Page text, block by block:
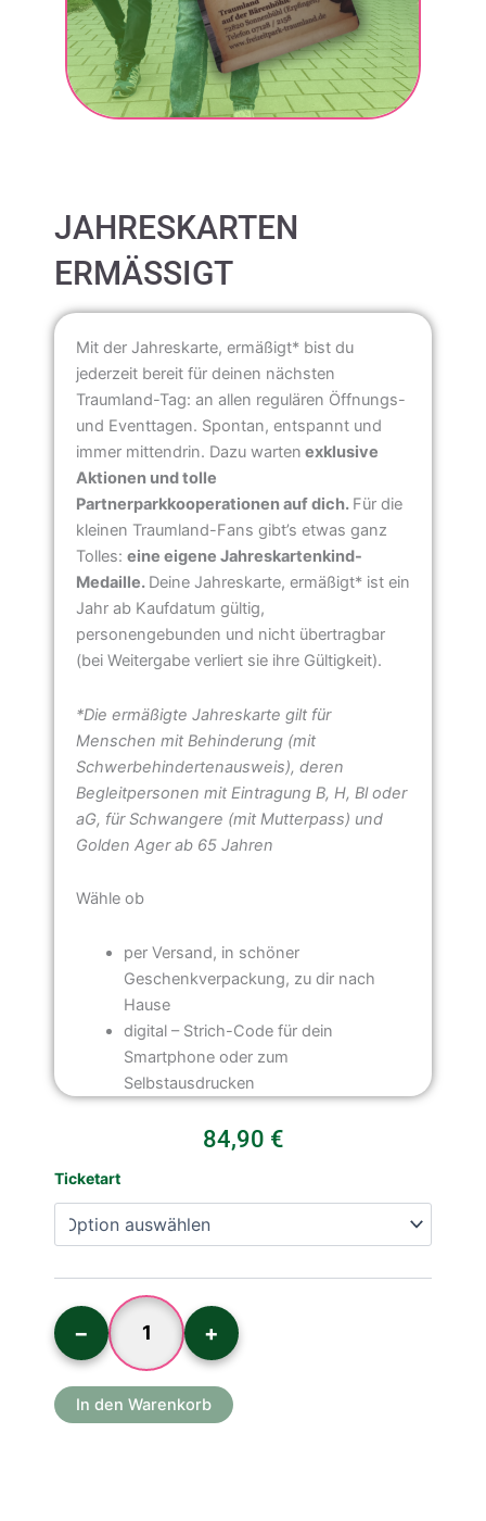
JAHRESKARTEN
ERMÄSSIGT
Mit der Jahreskarte, ermäßigt* bist du
jederzeit bereit für deinen nächsten
Traumland-Tag: an allen regulären Öffnungs-
und Eventtagen. Spontan, entspannt und
immer mittendrin. Dazu warten exklusive
Aktionen und tolle
Partnerparkkooperationen auf dich. Für die
kleinen Traumland-Fans gibt’s etwas ganz
Tolles: eine eigene Jahreskartenkind-
Medaille. Deine Jahreskarte, ermäßigt* ist ein
Jahr ab Kaufdatum gültig,
personengebunden und nicht übertragbar
(bei Weitergabe verliert sie ihre Gültigkeit).
*Die ermäßigte Jahreskarte gilt für
Menschen mit Behinderung (mit
Schwerbehindertenausweis), deren
Begleitpersonen mit Eintragung B, H, Bl oder
aG, für Schwangere (mit Mutterpass) und
Golden Ager ab 65 Jahren
Wähle ob
per Versand, in schöner
Geschenkverpackung, zu dir nach
Hause
digital – Strich-Code für dein
Smartphone oder zum
Selbstausdrucken
84,90 €
Ticketart
−
Menge
+
In den Warenkorb